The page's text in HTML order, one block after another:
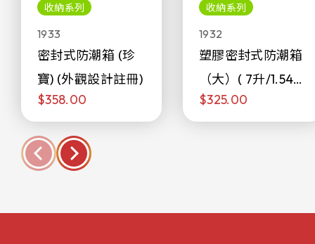
收納系列
1933
密封式防潮箱 (珍
寶) (外觀設計註冊)
$358.00
收納系列
1932
塑膠密封式防潮箱
（大）( 7升/1.54加
侖)
$325.00